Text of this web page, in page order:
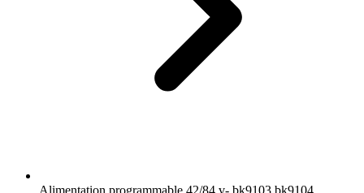
Alimentation programmable 42/84 v- bk9103 bk9104